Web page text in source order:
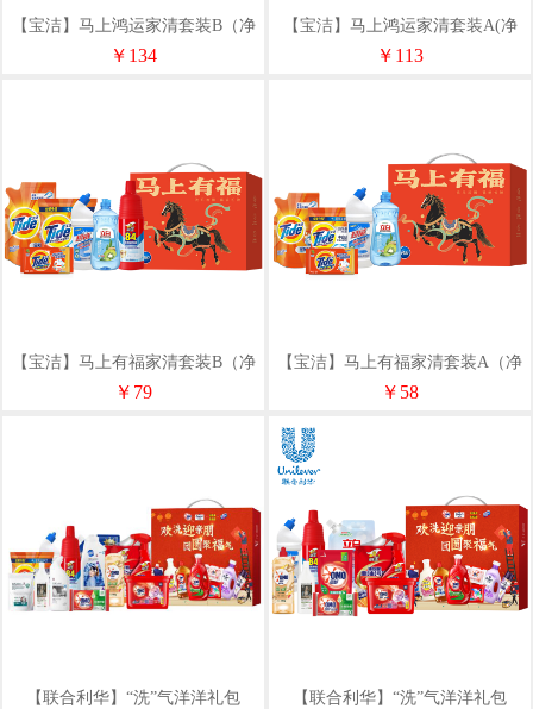
【宝洁】马上鸿运家清套装B（净
含量4171g）
￥134
【宝洁】马上鸿运家清套装A(净
含量3751g）
￥113
【宝洁】马上有福家清套装B（净
含量2751g)
￥79
【宝洁】马上有福家清套装A（净
含量1861g）
￥58
【联合利华】“洗”气洋洋礼包
【联合利华】“洗”气洋洋礼包